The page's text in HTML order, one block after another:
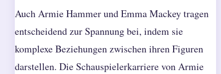
Auch Armie Hammer und Emma Mackey tragen
entscheidend zur Spannung bei, indem sie
komplexe Beziehungen zwischen ihren Figuren
darstellen. Die Schauspielerkarriere von Armie